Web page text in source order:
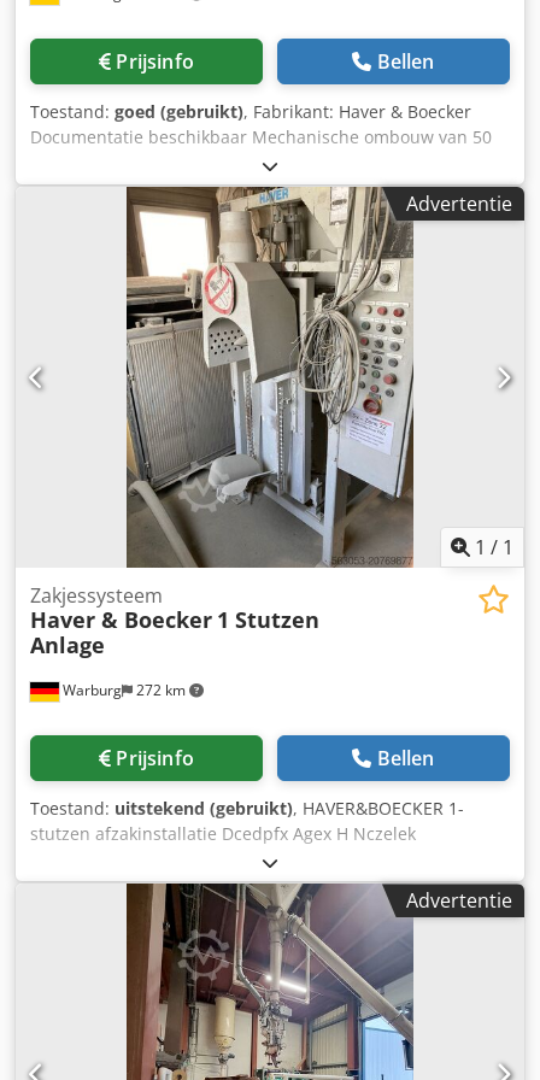
Nl/min Beschermingsklasse: IP54 Afzuiglucht: 45 m3/min
Opmerking: Verdere gegevens over de machine zijn te
Prijsinfo Bellen
Toestand: goed (gebruikt), Fabrikant: Haver & Boecker
Documentatie beschikbaar Mechanische ombouw van 50
kg naar 25 kg zakken in 1999 Dsdev Sz Tdjpfx Aglock
Besturingssysteem: Siemens S7 Ombouw naar de nieuwste
versie met onderdelenondersteuning in 2015
Ondersteunde zaktypes: ongebluste kalk, gehydrateerde
kalk, cement, gips
Advertentie
1 / 1
Warburg 272 km
Zakjessysteem
Haver & Boecker 1 Stutzen
Anlage
Prijsinfo Bellen
Toestand: uitstekend (gebruikt), HAVER&BOECKER 1-
stutzen afzakinstallatie Dcedpfx Agex H Nczelek
Advertentie